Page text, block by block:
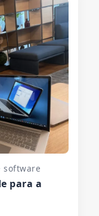
software
para a